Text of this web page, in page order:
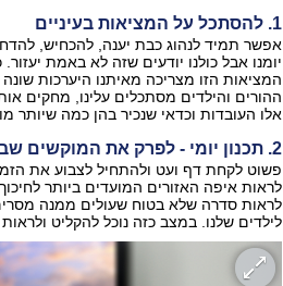
1. להסתכל על המציאות בעיניים
אפשר תמיד לנהוג כבת יענה, להכחיש,
יומנו אבל כולנו יודעים שזה לא באמת
המציאות הזו מצריכה מאיתנו היערכות
ההורים והילדים מסתכלים עלינו, מחקים
אלו העובדות וכדאי שנכיר בהן כמה שיותר
2. תכנון יומי - לפרק את המוקשים שבדרך
פשוט לקחת דף ועט ולהתחיל לצבוע את
לראות איפה האזורים המועדים ביותר
לראות סדרה שלא בטוח שעולים ממנה מסרים
לילדים שלנו. במצב כזה נוכל להקליט